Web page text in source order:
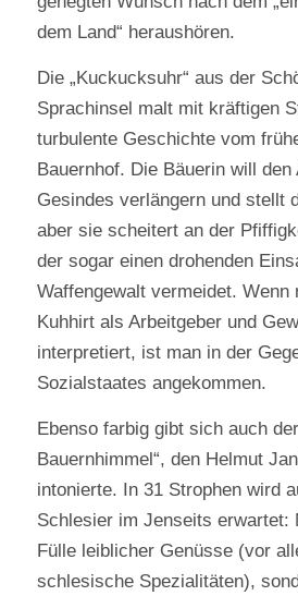
dem Land“ heraushören.
Die „Kuckucksuhr“ aus der
Sprachinsel malt mit kräftigen
turbulente Geschichte vom
Bauernhof. Die Bäuerin will den
Gesindes verlängern und stellt
aber sie scheitert an der
der sogar einen drohenden
Waffengewalt vermeidet. Wenn
Kuhhirt als Arbeitgeber und
interpretiert, ist man in der
Sozialstaates angekommen.
Ebenso farbig gibt sich auch
Bauernhimmel“, den Helmut
intonierte. In 31 Strophen wird
Schlesier im Jenseits erwartet:
Fülle leiblicher Genüsse (vor
schlesische Spezialitäten),